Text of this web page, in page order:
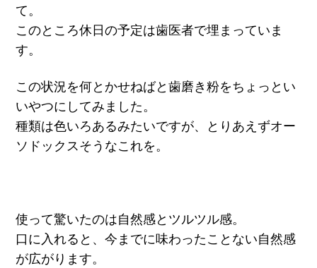
て。
このところ休日の予定は歯医者で埋まっていま
す。
この状況を何とかせねばと歯磨き粉をちょっとい
いやつにしてみました。
種類は色いろあるみたいですが、とりあえずオー
ソドックスそうなこれを。
使って驚いたのは自然感とツルツル感。
口に入れると、今までに味わったことない自然感
が広がります。